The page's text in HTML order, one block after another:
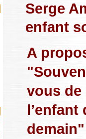
Serge
enfant
A
vous de
l’enfant
demain"